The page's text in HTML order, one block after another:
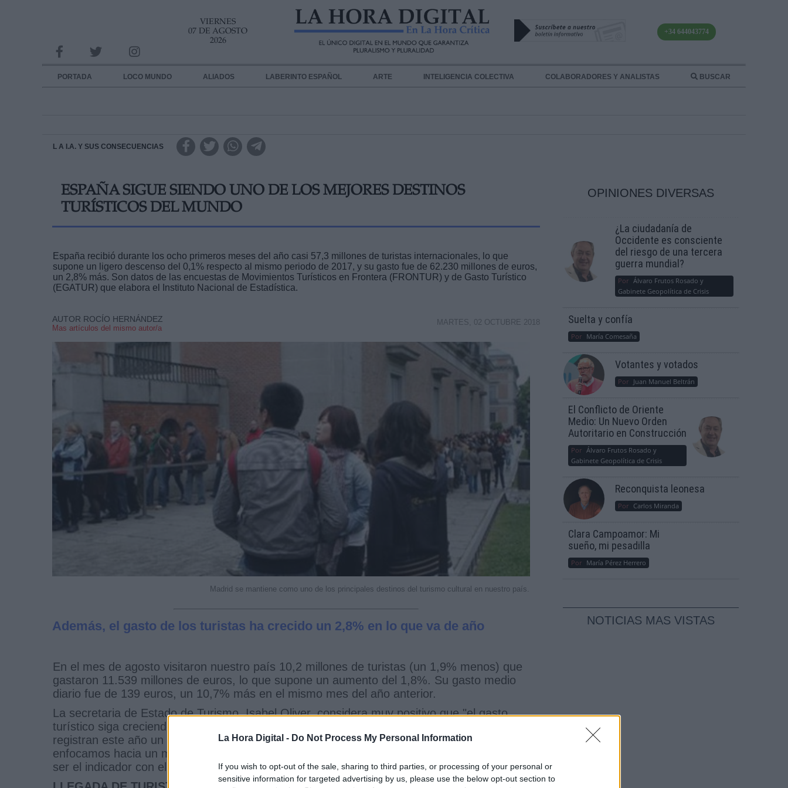
La Hora Digital - Do Not Process My Personal Information
If you wish to opt-out of the sale, sharing to third parties, or processing of your personal or
sensitive information for targeted advertising by us, please use the below opt-out section to
VIERNES
07 DE AGOSTO
2026
+34 644043774
PORTADA LOCO MUNDO ALIADOS LABERINTO ESPAÑOL ARTE INTELIGENCIA COLECTIVA COLABORADORES Y ANALISTAS BUSCAR
L A I.A. Y SUS CONSECUENCIAS
ESPAÑA SIGUE SIENDO UNO DE LOS MEJORES DESTINOS
TURÍSTICOS DEL MUNDO
España recibió durante los ocho primeros meses del año casi 57,3 millones de turistas internacionales, lo que
supone un ligero descenso del 0,1% respecto al mismo periodo de 2017, y su gasto fue de 62.230 millones de euros,
un 2,8% más. Son datos de las encuestas de Movimientos Turísticos en Frontera (FRONTUR) y de Gasto Turístico
(EGATUR) que elabora el Instituto Nacional de Estadística.
AUTOR ROCÍO HERNÁNDEZ
Mas artículos del mismo autor/a
MARTES, 02 OCTUBRE 2018
Madrid se mantiene como uno de los principales destinos del turismo cultural en nuestro país.
Además, el gasto de los turistas ha crecido un 2,8% en lo que va de año
En el mes de agosto visitaron nuestro país 10,2 millones de turistas (un 1,9% menos) que
gastaron 11.539 millones de euros, lo que supone un aumento del 1,8%. Su gasto medio
diario fue de 139 euros, un 10,7% más en el mismo mes del año anterior.
La secretaria de Estado de Turismo, Isabel Oliver, considera muy positivo que "el gasto
turístico siga creciendo incluso en aquellos mercados emisores como el británico que
registran este año un menor dinamismo en la cifra de viajeros tras un 2017 excepcional. Nos
enfocamos hacia un modelo turístico de calidad más que de cantidad y por ello el gasto debe
ser el indicador con el que midamos la fortaleza de nuestro sector".
OPINIONES DIVERSAS
¿La ciudadanía de
Occidente es consciente
del riesgo de una tercera
guerra mundial?
Por Álvaro Frutos Rosado y
Gabinete Geopolítica de Crisis
Suelta y confía
Por María Comesaña
Votantes y votados
Por Juan Manuel Beltrán
El Conflicto de Oriente
Medio: Un Nuevo Orden
Autoritario en Construcción
Por Álvaro Frutos Rosado y
Gabinete Geopolítica de Crisis
Reconquista leonesa
Por Carlos Miranda
Clara Campoamor: Mi
sueño, mi pesadilla
Por María Pérez Herrero
NOTICIAS MAS VISTAS
INFORMACION SOBRE LA PROTECCIÓN DE TUS DATOS
Responsable:
Destinatarios:
link
Información adicional
link